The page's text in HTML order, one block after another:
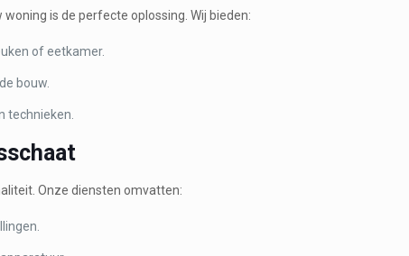
is de perfecte oplossing. Wij bieden:
of eetkamer.
bouw.
technieken.
Onze diensten omvatten: